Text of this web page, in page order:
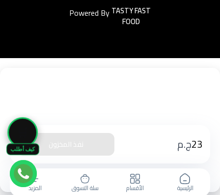
كيف أطلب 23ج.م نفذ المخزون
الرئيسية الأقسام سلة التسوق المزيد
Powered ByEasyorders